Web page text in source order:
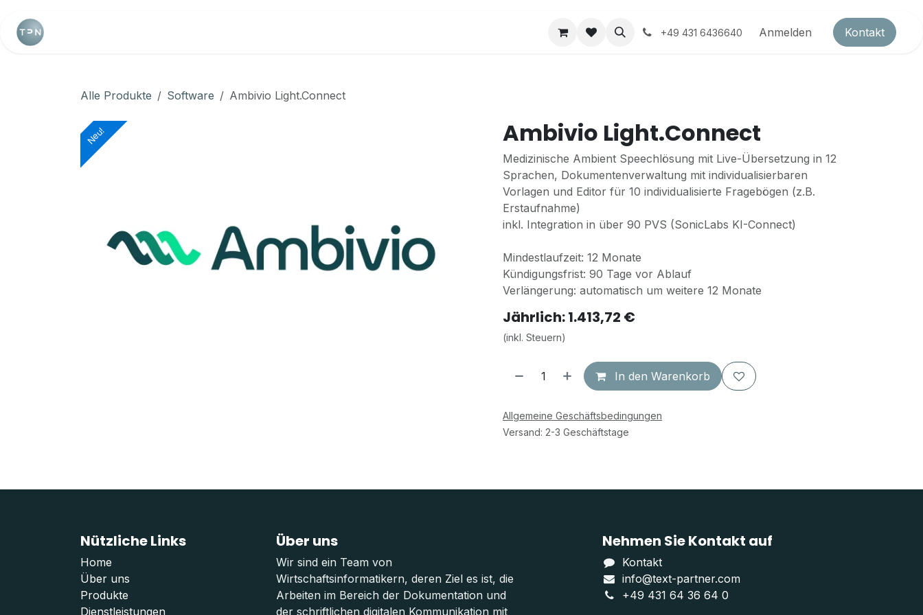
Downloads Partnerprogramm
+49 431 6436640 Anmelden Kontakt
Alle Produkte Software Ambivio Light.Connect
Neu! Ambivio Light.Connect
Medizinische Ambient Speechlösung mit Live-Übersetzung in 12
Sprachen, Dokumentenverwaltung mit individualisierbaren
Vorlagen und Editor für 10 individualisierte Fragebögen (z.B.
Erstaufnahme)
inkl. Integration in über 90 PVS (SonicLabs KI-Connect)
Mindestlaufzeit: 12 Monate
Kündigungsfrist: 90 Tage vor Ablauf
Verlängerung: automatisch um weitere 12 Monate
Jährlich: 1.413,72 €
(inkl. Steuern)
In den Warenkorb
Allgemeine Geschäftsbedingungen
Versand: 2-3 Geschäftstage
Nützliche Links
Home
Über uns
Produkte
Dienstleistungen
Über uns
Wir sind ein Team von
Wirtschaftsinformatikern, deren Ziel es ist, die
Arbeiten im Bereich der Dokumentation und
der schriftlichen digitalen Kommunikation mit
Nehmen Sie Kontakt auf
Kontakt
info@text-partner.com
+49 431 64 36 64 0